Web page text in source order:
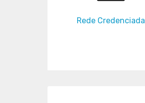
Rede Credenciada